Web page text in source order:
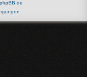
phpBB.de